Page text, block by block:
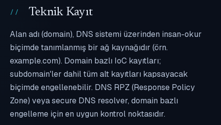
Teknik Kayıt
Alan adı (domain), DNS sistemi üzerinden insan-okur
biçimde tanımlanmış bir ağ kaynağıdır (örn.
example.com). Domain bazlı IoC kayıtları;
subdomain'ler dahil tüm alt kayıtları kapsayacak
biçimde engellenebilir. DNS RPZ (Response Policy
Zone) veya secure DNS resolver, domain bazlı
engelleme için en uygun kontrol noktasıdır.